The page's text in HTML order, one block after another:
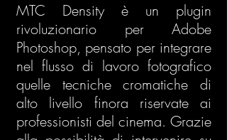
MTC Density è un plugin
rivoluzionario per Adobe
Photoshop, pensato per integrare
nel flusso di lavoro fotografico
quelle tecniche cromatiche di
alto livello finora riservate ai
professionisti del cinema. Grazie